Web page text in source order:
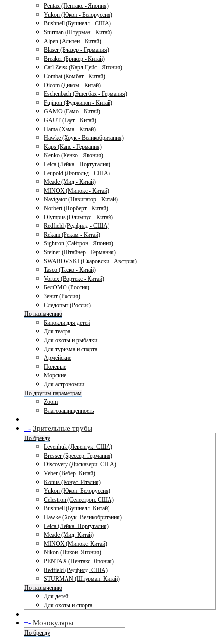
Pentax (Пентакс - Япония)
Yukon (Юкон - Белоруссия)
Bushnell (Бушнелл - США)
Sturman (Штурман - Китай)
Alpen (Альпен - Китай)
Blaser (Блазер - Германия)
Breaker (Брикер - Китай)
Carl Zeiss (Карл Цейс - Япония)
Combat (Комбат - Китай)
Dicom (Диком - Китай)
Eschenbach (Эшенбах - Германия)
Fujinon (Фуджинон - Китай)
GAMO (Гамо - Китай)
GAUT (Гаут - Китай)
Hama (Хама - Китай)
Hawke (Хоук - Великобритания)
Kaps (Капс - Германия)
Kenko (Кенко - Япония)
Leica (Лейка - Португалия)
Leupold (Люпольд - США)
Meade (Мид - Китай)
MINOX (Минокс - Китай)
Navigator (Навигатор - Китай)
Norbert (Норберт - Китай)
Olympus (Олимпус - Китай)
Redfield (Редфилд - США)
Rekam (Рекам - Китай)
Sightron (Сайтрон - Япония)
Steiner (Штайнер - Германия)
SWAROVSKI (Сваровски - Австрия)
Tasco (Таско - Китай)
Vortex (Вортекс - Китай)
БелОМО (Россия)
Зенит (Россия)
Следопыт (Россия)
По назначению
Бинокли для детей
Для театра
Для охоты и рыбалки
Для туризма и спорта
Армейские
Полевые
Морские
Для астрономии
По другим параметрам
Zoom
Влагозащищенность
+- Зрительные трубы
По бренду
Levenhuk (Левенгук. США)
Bresser (Брессер. Германия)
Discovery (Дискавери. США)
Veber (Вебер. Китай)
Konus (Конус. Италия)
Yukon (Юкон. Белоруссия)
Celestron (Селестрон. США)
Bushnell (Бушнелл. Китай)
Hawke (Хоук. Великобритания)
Leica (Лейка. Португалия)
Meade (Мид. Китай)
MINOX (Минокс. Китай)
Nikon (Никон. Япония)
PENTAX (Пентакс. Япония)
Redfield (Редфилд. США)
STURMAN (Штурман. Китай)
По назначению
Для детей
Для охоты и спорта
+- Монокуляры
По бренду